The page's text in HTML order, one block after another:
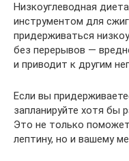
Низкоуглеводная
инструментом для
придерживаться
без перерывов —
и приводит к другим
Если вы
запланируйте хотя бы
Это не только
лептину, но и вашему